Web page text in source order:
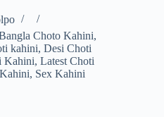
Choto Kahini,
kahini, Desi Choti
Kahini, Latest Choti
, Sex Kahini